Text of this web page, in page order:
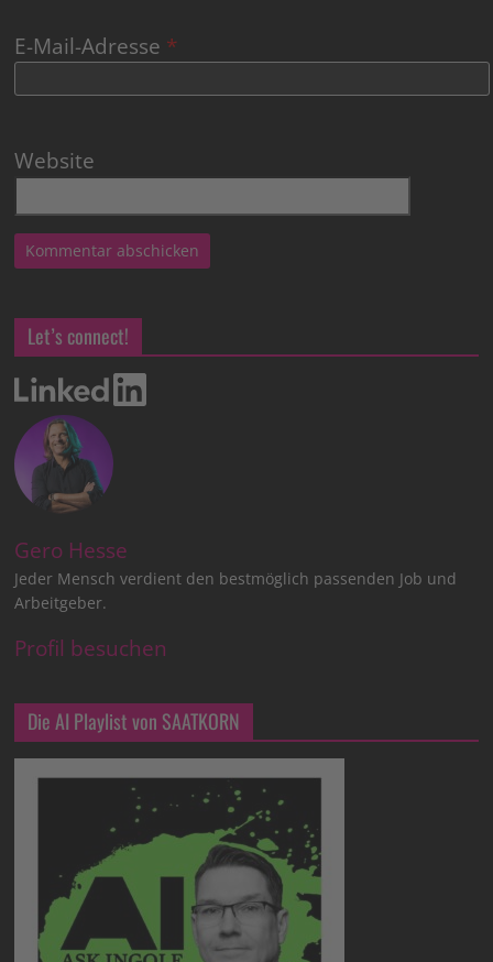
E-Mail-Adresse *
Website
Let’s connect!
Gero Hesse
Jeder Mensch verdient den bestmöglich passenden Job und
Arbeitgeber.
Profil besuchen
Die AI Playlist von SAATKORN